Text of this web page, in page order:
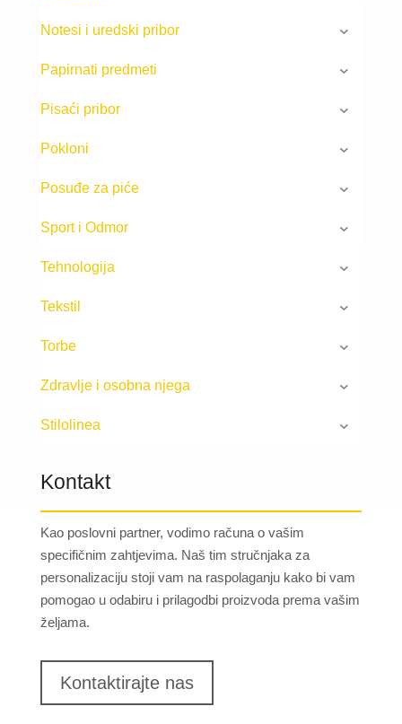
Notesi i uredski pribor
Papirnati predmeti
Pisaći pribor
Pokloni
Posuđe za piće
Sport i Odmor
Tehnologija
Tekstil
Torbe
Zdravlje i osobna njega
Stilolinea
Kontakt
Kao poslovni partner, vodimo računa o vašim
specifičnim zahtjevima. Naš tim stručnjaka za
personalizaciju stoji vam na raspolaganju kako bi vam
pomogao u odabiru i prilagodbi proizvoda prema vašim
željama.
Kontaktirajte nas